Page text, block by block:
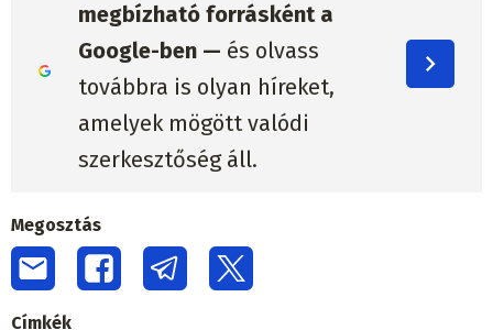
megbízható forrásként a
Google-ben — és olvass
továbbra is olyan híreket,
amelyek mögött valódi
szerkesztőség áll.
Megosztás
Címkék